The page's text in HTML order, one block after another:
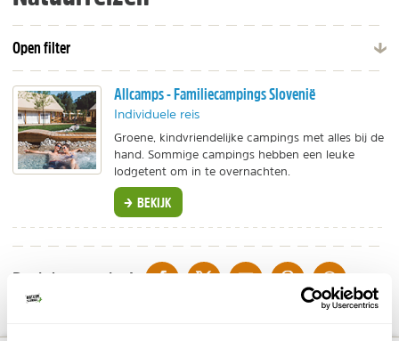
Open filter
Allcamps - Familiecampings Slovenië
Individuele reis
Groene, kindvriendelijke campings met alles bij de
hand. Sommige campings hebben een leuke
lodgetent om in te overnachten.
BEKIJK
Deel deze pagina! DELEN OP FACEBOOK
DELEN OP XDELEN VIA DE MAIL
DELEN OP PINTEREST
DELEN OP